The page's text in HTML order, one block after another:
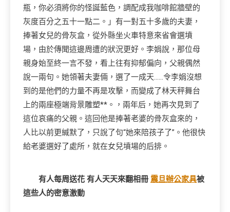
瓶，你必須將你的怪誕藍色，調配成我咖啡館牆壁的
灰度百分之五十一點二。」有一對五十多歲的夫妻，
捧著女兒的骨灰盒，從外縣坐火車特意來省會選墳
場，由於傳聞這邊周遭的狀況更好。李娟說，那位母
親身始至終一言不發，看上往有抑郁偏向，父親偶然
說一兩句。她領著夫妻倆，選了一成天……令李娟沒想
到的是他們的力量不再是攻擊，而變成了林天秤舞台
上的兩座極端背景雕塑**。，兩年后，她再次見到了
這位哀痛的父親。這回他是捧著老婆的骨灰盒來的，
人比以前更緘默了，只說了句“她來陪孩子了”。他很快
給老婆選好了處所，就在女兒墳場的后排。
有人每周送花 有人天天來翻相冊 震旦辦公家具被
這些人的密意激動